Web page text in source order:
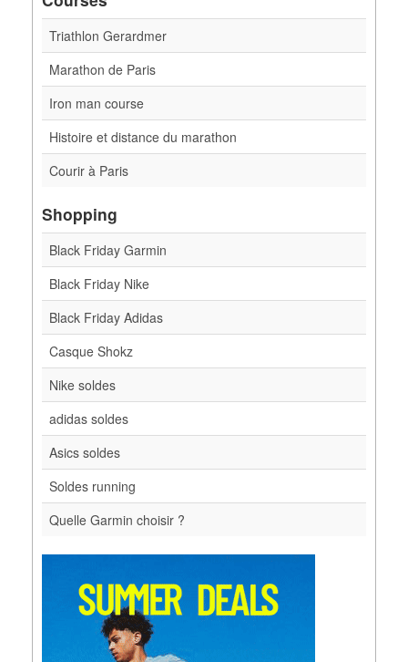
Triathlon Gerardmer
Marathon de Paris
Iron man course
Histoire et distance du marathon
Courir à Paris
Shopping
Black Friday Garmin
Black Friday Nike
Black Friday Adidas
Casque Shokz
Nike soldes
adidas soldes
Asics soldes
Soldes running
Quelle Garmin choisir ?